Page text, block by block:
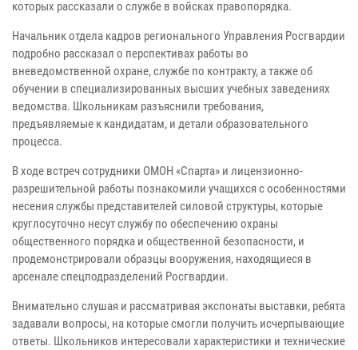
которых рассказали о службе в войсках правопорядка.
Начальник отдела кадров регионального Управления Росгвардии
подробно рассказал о перспективах работы во
вневедомственной охране, службе по контракту, а также об
обучении в специализированных высших учебных заведениях
ведомства. Школьникам разъяснили требования,
предъявляемые к кандидатам, и детали образовательного
процесса.
В ходе встреч сотрудники ОМОН «Спарта» и лицензионно-
разрешительной работы познакомили учащихся с особенностями
несения службы представителей силовой структуры, которые
круглосуточно несут службу по обеспечению охраны
общественного порядка и общественной безопасности, и
продемонстрировали образцы вооружения, находящиеся в
арсенале спецподразделений Росгвардии.
Внимательно слушая и рассматривая экспонаты выставки, ребята
задавали вопросы, на которые смогли получить исчерпывающие
ответы. Школьников интересовали характеристики и технические